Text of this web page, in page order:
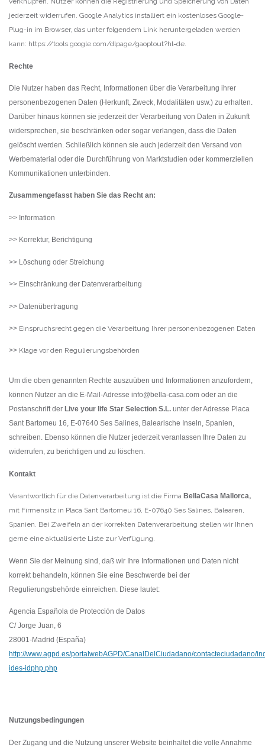
jederzeit widerrufen. Google Analytics installiert ein kostenloses Google-
Plug-in im Browser, das unter folgendem Link heruntergeladen werden
kann: https://tools.google.com/dlpage/gaoptout?hl=de.
Rechte
Die Nutzer haben das Recht, Informationen über die Verarbeitung ihrer
personenbezogenen Daten (Herkunft, Zweck, Modalitäten usw.) zu erhalten.
Darüber hinaus können sie jederzeit der Verarbeitung von Daten in Zukunft
widersprechen, sie beschränken oder sogar verlangen, dass die Daten
gelöscht werden. Schließlich können sie auch jederzeit den Versand von
Werbematerial oder die Durchführung von Marktstudien oder kommerziellen
Kommunikationen unterbinden.
Zusammengefasst haben Sie das Recht an:
>> Information
>> Korrektur, Berichtigung
>> Löschung oder Streichung
>> Einschränkung der Datenverarbeitung
>> Datenübertragung
>> Einspruchsrecht gegen die Verarbeitung Ihrer personenbezogenen Daten
>> Klage vor den Regulierungsbehörden
Um die oben genannten Rechte auszuüben und Informationen anzufordern,
können Nutzer an die E-Mail-Adresse info@bella-casa.com oder an die
Postanschrift der Live your life Star Selection S.L. unter der Adresse Placa
Sant Bartomeu 16, E-07640 Ses Salines, Balearische Inseln, Spanien,
schreiben. Ebenso können die Nutzer jederzeit veranlassen Ihre Daten zu
widerrufen, zu berichtigen und zu löschen.
Kontakt
Verantwortlich für die Datenverarbeitung ist die Firma BellaCasa Mallorca,
mit Firmensitz in Placa Sant Bartomeu 16, E-07640 Ses Salines, Balearen,
Spanien. Bei Zweifeln an der korrekten Datenverarbeitung stellen wir Ihnen
gerne eine aktualisierte Liste zur Verfügung.
Wenn Sie der Meinung sind, daß wir Ihre Informationen und Daten nicht
korrekt behandeln, können Sie eine Beschwerde bei der
Regulierungsbehörde einreichen. Diese lautet:
Agencia Española de Protección de Datos
C/ Jorge Juan, 6
28001-Madrid (España)
http://www.agpd.es/portalwebAGPD/CanalDelCiudadano/contacteciudadano/
ides-idphp.php
Nutzungsbedingungen
Der Zugang und die Nutzung unserer Website beinhaltet die volle Annahme